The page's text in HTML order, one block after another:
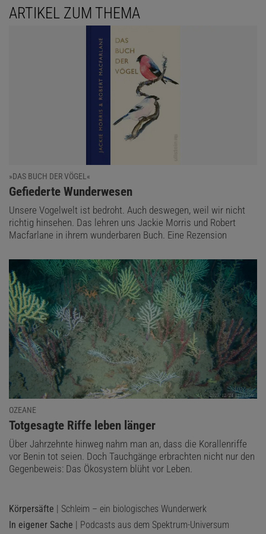
ARTIKEL ZUM THEMA
»DAS BUCH DER VÖGEL«
:
Gefiederte Wunderwesen
Unsere Vogelwelt ist bedroht. Auch deswegen, weil wir nicht
richtig hinsehen. Das lehren uns Jackie Morris und Robert
Macfarlane in ihrem wunderbaren Buch. Eine Rezension
OZEANE
:
Totgesagte Riffe leben länger
Über Jahrzehnte hinweg nahm man an, dass die Korallenriffe
vor Benin tot seien. Doch Tauchgänge erbrachten nicht nur den
Gegenbeweis: Das Ökosystem blüht vor Leben.
Körpersäfte | Schleim – ein biologisches Wunderwerk
In eigener Sache | Podcasts aus dem Spektrum-Universum